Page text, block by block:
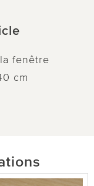
fenêtre
cm